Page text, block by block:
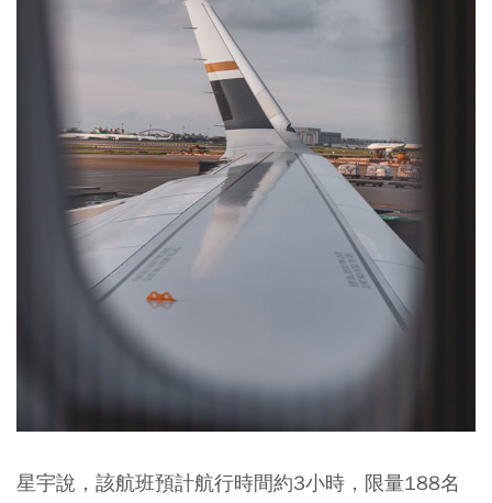
星宇說，該航班預計航行時間約3小時，限量188名